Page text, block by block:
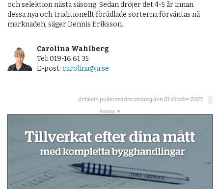
och selektion nästa säsong. Sedan dröjer det 4-5 år innan
dessa nya och traditionellt förädlade sorterna förväntas nå
marknaden, säger Dennis Eriksson.
Carolina Wahlberg
Tel: 019-16 61 35
E-post: carolina@ja.se
Artikeln publicerades onsdag den 01 oktober 2025